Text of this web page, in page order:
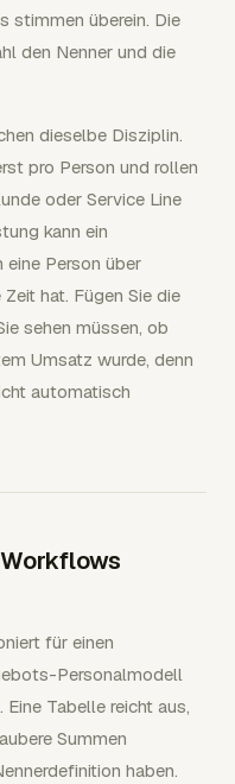
stimmen überein. Die
den Nenner und die
dieselbe Disziplin.
pro Person und rollen
oder Service Line
kann ein
eine Person über
hat. Fügen Sie die
sehen müssen, ob
Umsatz wurde, denn
automatisch
für einen
Personalmodell
Tabelle reicht aus,
Summen
haben.